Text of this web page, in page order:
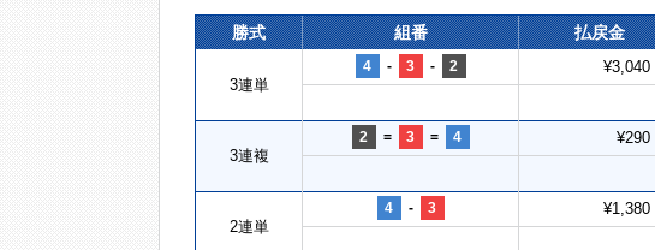
勝式 組番 払戻金
3連単
4 - 3 - 2 ¥3,040
3連複
2 = 3 = 4 ¥290
2連単
4 - 3 ¥1,380